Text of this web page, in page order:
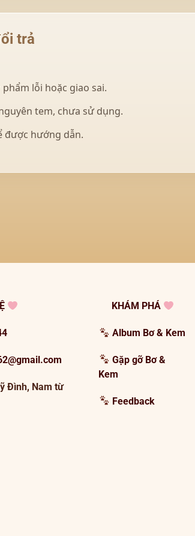
trả
lỗi hoặc giao sai.
tem, chưa sử dụng.
được hướng dẫn.
Đình, Nam từ
KHÁM PHÁ
Album Bơ & Kem
Gặp gỡ Bơ &
Kem
Feedback